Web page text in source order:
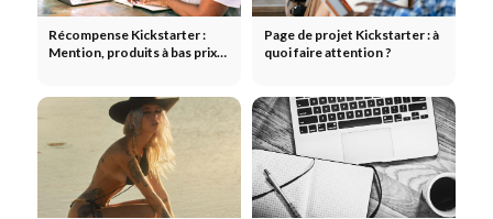
Récompense Kickstarter :
Mention, produits à bas prix,
Page de projet Kickstarter : à
quoi faire attention ?